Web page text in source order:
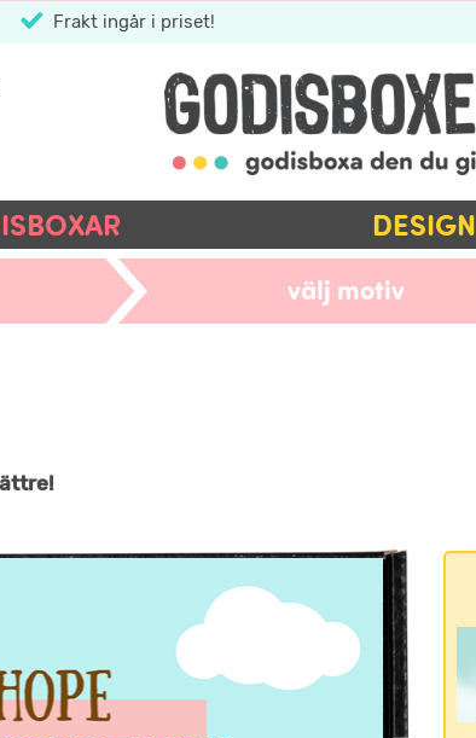
Frakt ingår i priset!
DESIGN
välj motiv